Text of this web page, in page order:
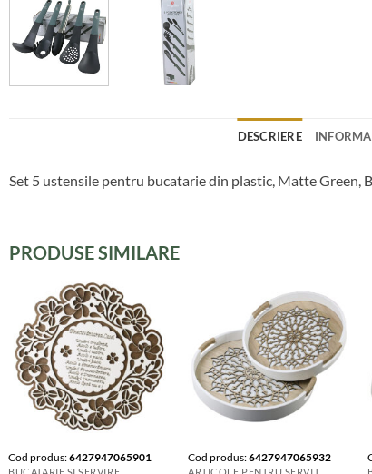
DESCRIERE
Set 5 ustensile pentru bucatarie din plastic, Matte Green,
PRODUSE SIMILARE
Cod produs:6427947065901
BUCATARIE SI SERVIRE
Cod produs:6427947065932
ARTICOLE PENTRU SERVIT